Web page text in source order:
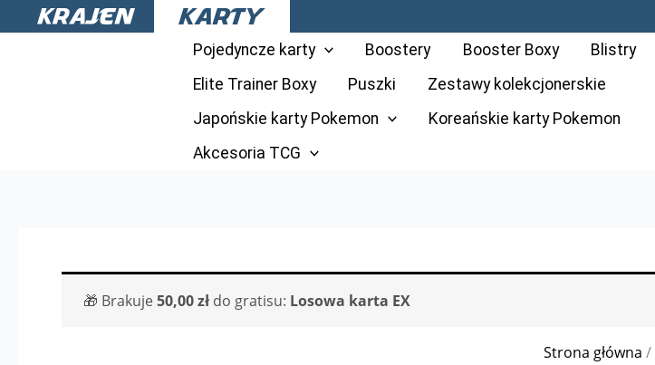
Przejdź
do
Pojedyncze karty Boostery Booster Boxy
Blistry
Elite Trainer Boxy
Puszki
Zestawy kolekcjonerskie
Japońskie karty Pokemon
Koreańskie karty Pokemon
Akcesoria TCG
🎁 Brakuje 50,00zł do gratisu: Losowa karta EX
Strona główna /